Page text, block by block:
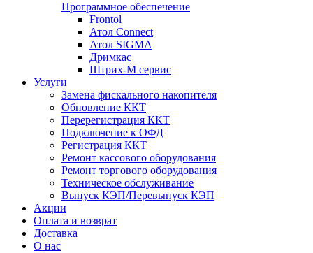
Программное обеспечение
Frontol
Атол Connect
Атол SIGMA
Дримкас
Штрих-М сервис
Услуги
Замена фискального накопителя
Обновление ККТ
Перерегистрация ККТ
Подключение к ОФД
Регистрация ККТ
Ремонт кассового оборудования
Ремонт торгового оборудования
Техническое обслуживание
Выпуск КЭП/Перевыпуск КЭП
Акции
Оплата и возврат
Доставка
О нас